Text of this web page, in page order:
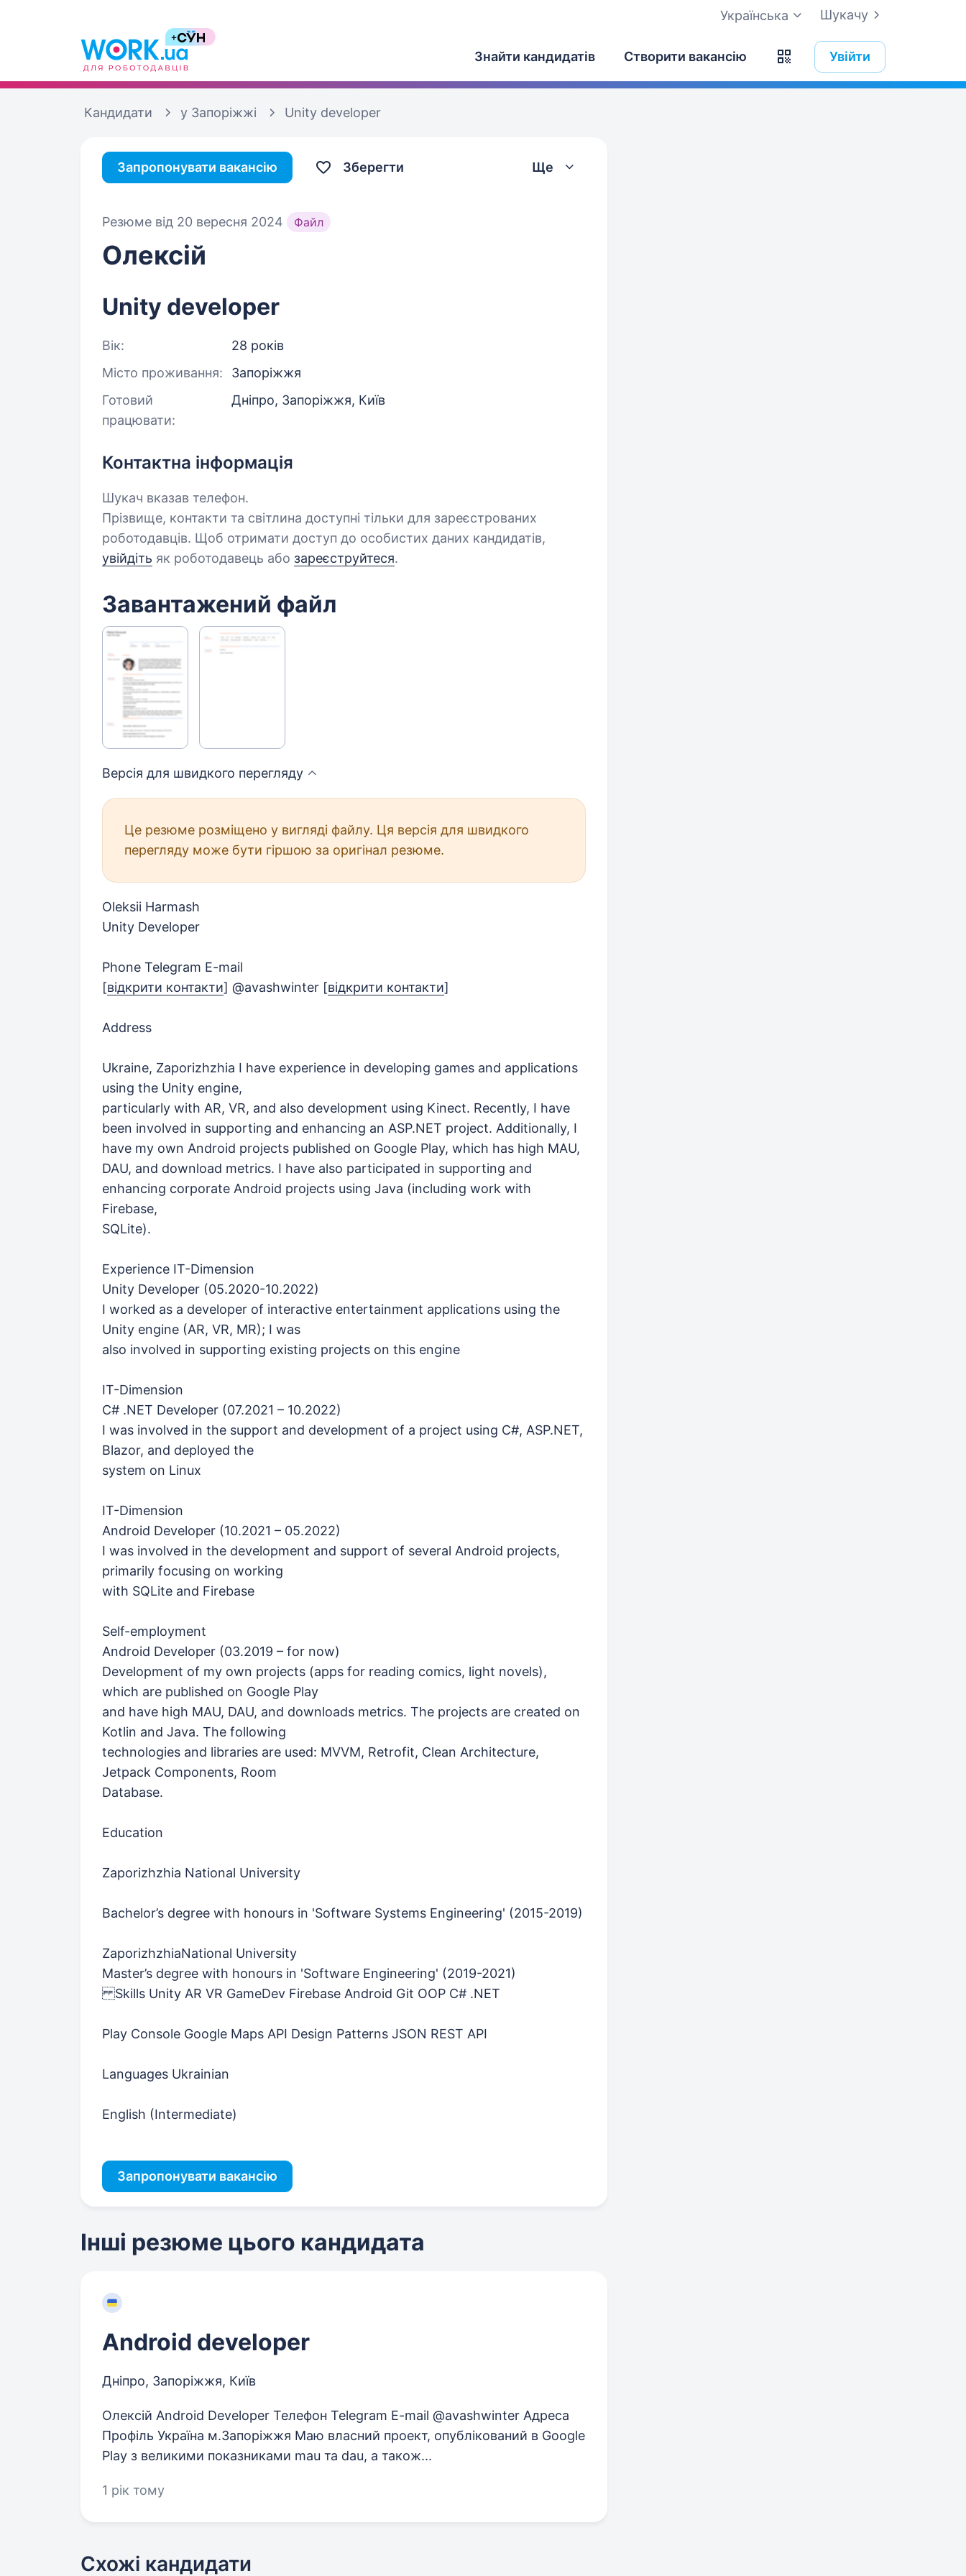
Шукачу
Українська
Знайти кандидатів Створити вакансію Увійти
Кандидати у Запоріжжі Unity developer
Запропонувати вакансію Зберегти Ще
Резюме від 20 вересня 2024 Файл
Олексій
Unity developer
Вік:
28 років
Місто проживання:
Запоріжжя
Готовий
працювати:
Дніпро, Запоріжжя, Київ
Контактна інформація
Шукач вказав телефон.
Прізвище, контакти та світлина доступні тільки для зареєстрованих
роботодавців. Щоб отримати доступ до особистих даних кандидатів,
увійдіть як роботодавець або зареєструйтеся.
Завантажений файл
Версія для швидкого перегляду
Це резюме розміщено у вигляді файлу. Ця версія для швидкого
перегляду може бути гіршою за оригінал резюме.
Oleksii Harmash
Unity Developer
Phone Telegram E-mail
[відкрити контакти] @avashwinter [відкрити контакти]
Address
Ukraine, Zaporizhzhia I have experience in developing games and applications
using the Unity engine,
particularly with AR, VR, and also development using Kinect. Recently, I have
been involved in supporting and enhancing an ASP.NET project. Additionally, I
have my own Android projects published on Google Play, which has high MAU,
DAU, and download metrics. I have also participated in supporting and
enhancing corporate Android projects using Java (including work with
Firebase,
SQLite).
Experience IT-Dimension
Unity Developer (05.2020-10.2022)
I worked as a developer of interactive entertainment applications using the
Unity engine (AR, VR, MR); I was
also involved in supporting existing projects on this engine
IT-Dimension
C# .NET Developer (07.2021 – 10.2022)
I was involved in the support and development of a project using C#, ASP.NET,
Blazor, and deployed the
system on Linux
IT-Dimension
Android Developer (10.2021 – 05.2022)
I was involved in the development and support of several Android projects,
primarily focusing on working
with SQLite and Firebase
Self-employment
Android Developer (03.2019 – for now)
Development of my own projects (apps for reading comics, light novels),
which are published on Google Play
and have high MAU, DAU, and downloads metrics. The projects are created on
Kotlin and Java. The following
technologies and libraries are used: MVVM, Retrofit, Clean Architecture,
Jetpack Components, Room
Database.
Education
Zaporizhzhia National University
Bachelor’s degree with honours in 'Software Systems Engineering' (2015-2019)
ZaporizhzhiaNational University
Master’s degree with honours in 'Software Engineering' (2019-2021)
Skills Unity AR VR GameDev Firebase Android Git OOP C# .NET
Play Console Google Maps API Design Patterns JSON REST API
Languages Ukrainian
English (Intermediate)
Запропонувати вакансію
Інші резюме цього кандидата
Android developer
Дніпро, Запоріжжя, Київ
Олексій Android Developer Телефон Telegram E-mail @avashwinter Адреса
Профіль Україна м.Запоріжжя Маю власний проект, опублікований в Google
Play з великими показниками mau та dau, а також...
1 рік тому
Схожі кандидати